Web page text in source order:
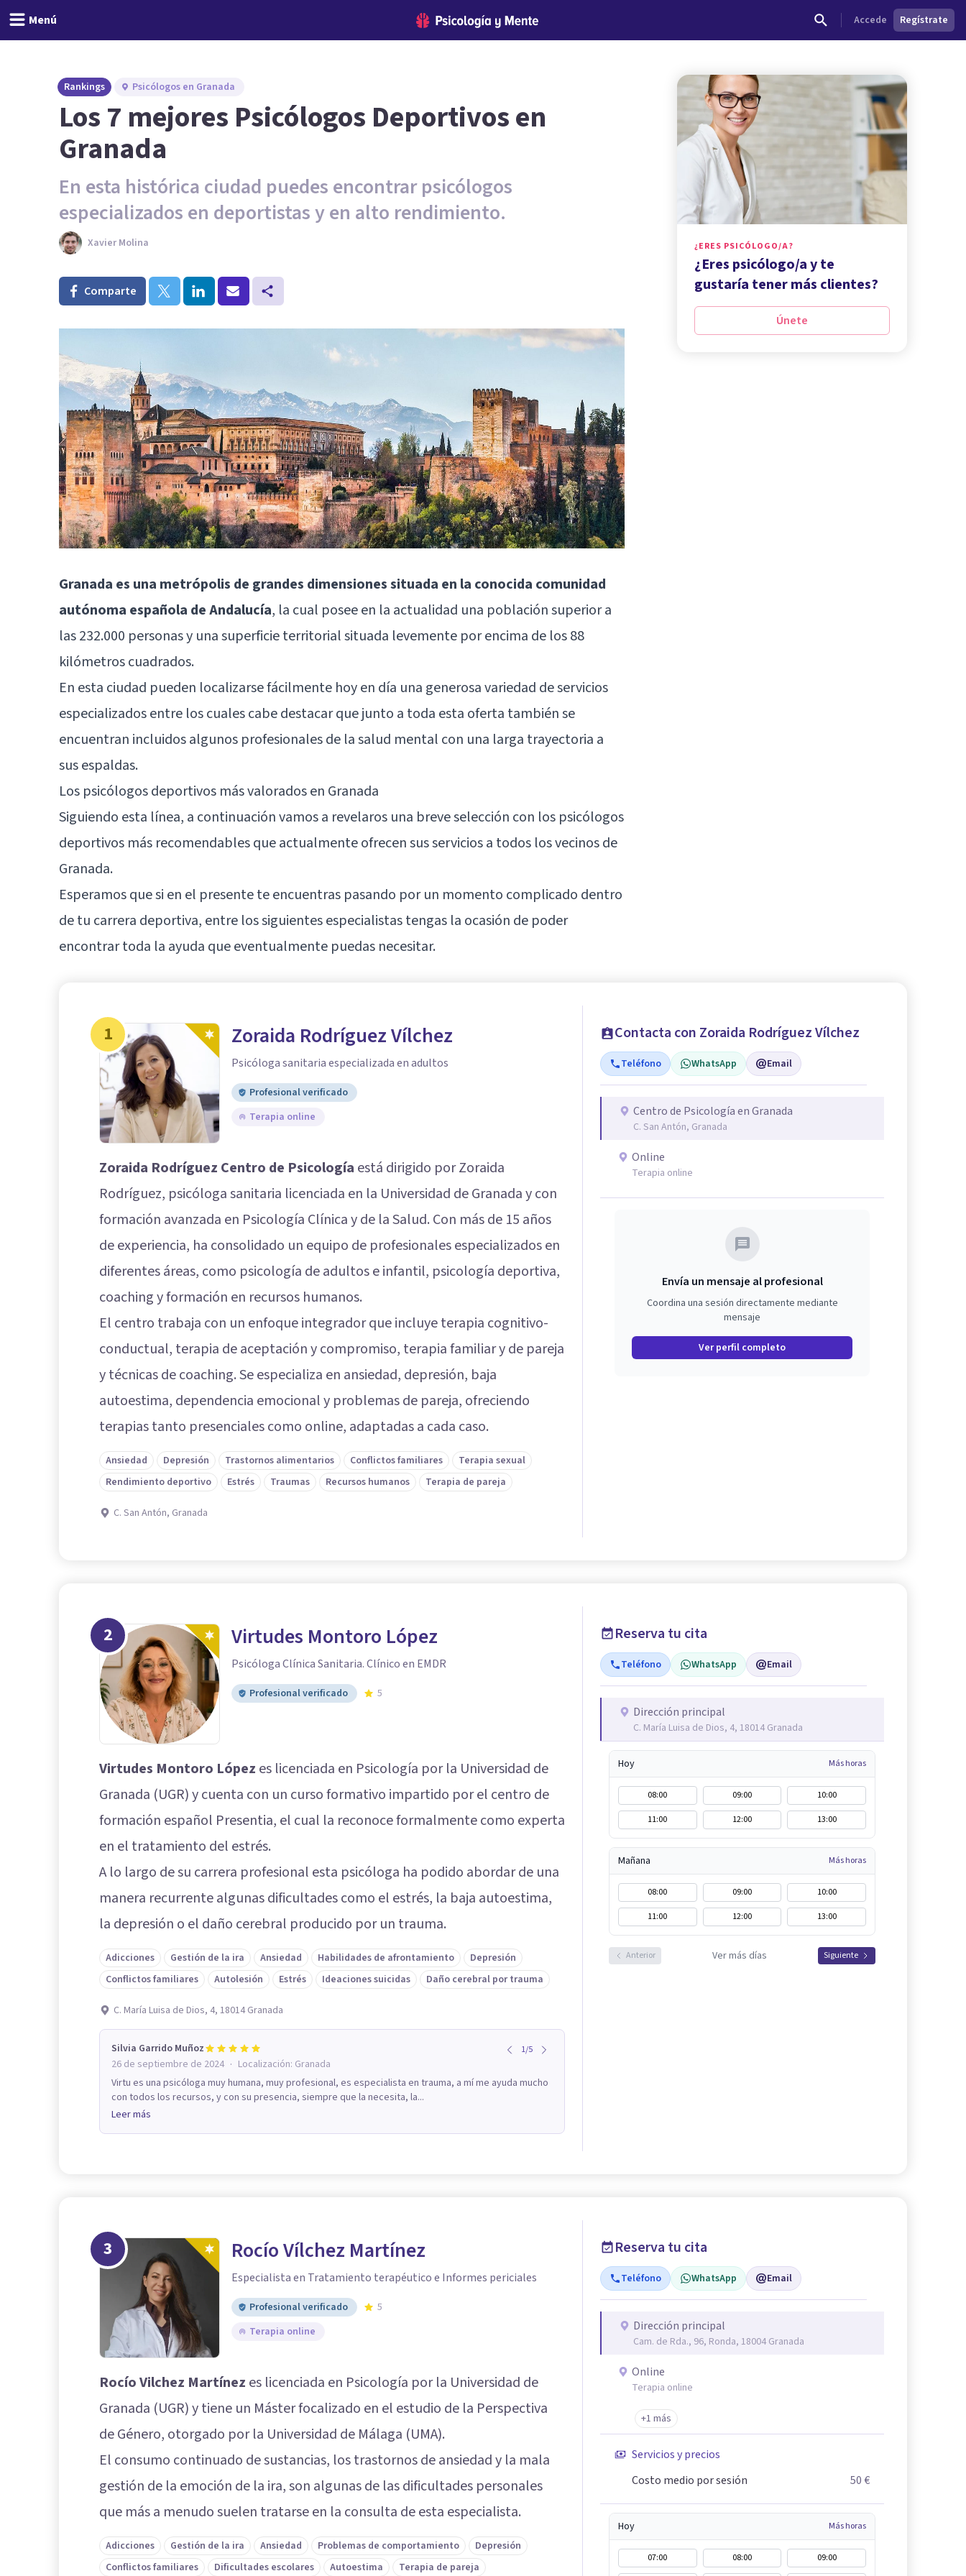
Menú Accede Regístrate
Rankings Psicólogos en Granada
Los 7 mejores Psicólogos Deportivos en
Granada
En esta histórica ciudad puedes encontrar psicólogos
especializados en deportistas y en alto rendimiento.
Xavier Molina
Comparte
Granada es una metrópolis de grandes dimensiones situada en la conocida comunidad
autónoma española de Andalucía, la cual posee en la actualidad una población superior a
las 232.000 personas y una superficie territorial situada levemente por encima de los 88
kilómetros cuadrados.
En esta ciudad pueden localizarse fácilmente hoy en día una generosa variedad de servicios
especializados entre los cuales cabe destacar que junto a toda esta oferta también se
encuentran incluidos algunos profesionales de la salud mental con una larga trayectoria a
sus espaldas.
Los psicólogos deportivos más valorados en Granada
Siguiendo esta línea, a continuación vamos a revelaros una breve selección con los psicólogos
deportivos más recomendables que actualmente ofrecen sus servicios a todos los vecinos de
Granada.
Esperamos que si en el presente te encuentras pasando por un momento complicado dentro
de tu carrera deportiva, entre los siguientes especialistas tengas la ocasión de poder
encontrar toda la ayuda que eventualmente puedas necesitar.
¿ERES PSICÓLOGO/A?
¿Eres psicólogo/a y te
gustaría tener más clientes?
Únete
1 Zoraida Rodríguez Vílchez
Psicóloga sanitaria especializada en adultos
Profesional verificado
Terapia online
Zoraida Rodríguez Centro de Psicología está dirigido por Zoraida
Rodríguez, psicóloga sanitaria licenciada en la Universidad de Granada y con
formación avanzada en Psicología Clínica y de la Salud. Con más de 15 años
de experiencia, ha consolidado un equipo de profesionales especializados en
diferentes áreas, como psicología de adultos e infantil, psicología deportiva,
coaching y formación en recursos humanos.
El centro trabaja con un enfoque integrador que incluye terapia cognitivo-
conductual, terapia de aceptación y compromiso, terapia familiar y de pareja
y técnicas de coaching. Se especializa en ansiedad, depresión, baja
autoestima, dependencia emocional y problemas de pareja, ofreciendo
terapias tanto presenciales como online, adaptadas a cada caso.
Ansiedad Depresión Trastornos alimentarios Conflictos familiares
Terapia sexual
Rendimiento deportivo
Estrés Traumas Recursos humanos Terapia de pareja
C. San Antón, Granada
Contacta con Zoraida Rodríguez Vílchez
Teléfono WhatsApp Email
Centro de Psicología en Granada
C. San Antón, Granada
Online
Terapia online
Envía un mensaje al profesional
Coordina una sesión directamente mediante
mensaje
Ver perfil completo
2 Virtudes Montoro López
Psicóloga Clínica Sanitaria. Clínico en EMDR
Profesional verificado 5
Virtudes Montoro López es licenciada en Psicología por la Universidad de
Granada (UGR) y cuenta con un curso formativo impartido por el centro de
formación español Presentia, el cual la reconoce formalmente como experta
en el tratamiento del estrés.
A lo largo de su carrera profesional esta psicóloga ha podido abordar de una
manera recurrente algunas dificultades como el estrés, la baja autoestima,
la depresión o el daño cerebral producido por un trauma.
Adicciones Gestión de la ira Ansiedad Habilidades de afrontamiento
Depresión
Conflictos familiares
Autolesión Estrés Ideaciones suicidas Daño cerebral por trauma
C. María Luisa de Dios, 4, 18014 Granada
Silvia Garrido Muñoz 1/5
26 de septiembre de 2024 · Localización: Granada
Virtu es una psicóloga muy humana, muy profesional, es especialista en trauma, a mí me ayuda mucho
con todos los recursos, y con su presencia, siempre que la necesita, la...
Leer más
Reserva tu cita
Teléfono WhatsApp Email
Dirección principal
C. María Luisa de Dios, 4, 18014 Granada
Hoy Más horas
08:00 09:00
10:00
11:00
12:00 13:00
Mañana Más horas
08:00 09:00
10:00
11:00
12:00 13:00
Anterior Ver más días Siguiente
3 Rocío Vílchez Martínez
Especialista en Tratamiento terapéutico e Informes periciales
Profesional verificado
5
Terapia online
Rocío Vilchez Martínez es licenciada en Psicología por la Universidad de
Granada (UGR) y tiene un Máster focalizado en el estudio de la Perspectiva
de Género, otorgado por la Universidad de Málaga (UMA).
El consumo continuado de sustancias, los trastornos de ansiedad y la mala
gestión de la emoción de la ira, son algunas de las dificultades personales
que más a menudo suelen tratarse en la consulta de esta especialista.
Adicciones Gestión de la ira Ansiedad Problemas de comportamiento
Depresión
Conflictos familiares
Dificultades escolares Autoestima Terapia de pareja
Reserva tu cita
Teléfono WhatsApp Email
Dirección principal
Cam. de Rda., 96, Ronda, 18004 Granada
Online
Terapia online
+1 más
Servicios y precios
Costo medio por sesión
50 €
Hoy Más horas
07:00 08:00 09:00